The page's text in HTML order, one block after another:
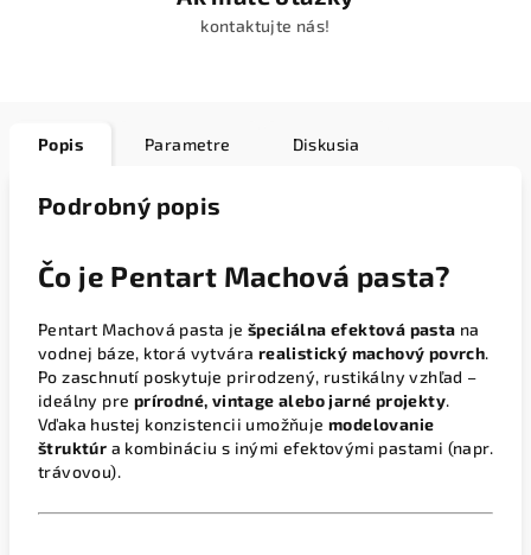
kontaktujte nás!
Popis Parametre Diskusia
Podrobný popis
Čo je Pentart Machová pasta?
Pentart Machová pasta je špeciálna efektová pasta na
vodnej báze, ktorá vytvára realistický machový povrch.
Po zaschnutí poskytuje prirodzený, rustikálny vzhľad –
ideálny pre prírodné, vintage alebo jarné projekty.
Vďaka hustej konzistencii umožňuje modelovanie
štruktúr a kombináciu s inými efektovými pastami (napr.
trávovou).